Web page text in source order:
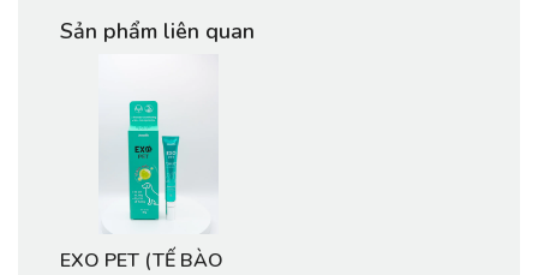
Sản phẩm liên quan
EXO PET (TẾ BÀO